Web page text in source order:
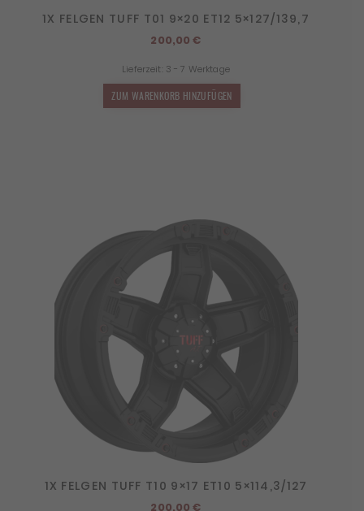
1X FELGEN TUFF T01 9×20 ET12 5×127/139,7
200,00€
Lieferzeit: 3 - 7 Werktage
ZUM WARENKORB HINZUFÜGEN
1X FELGEN TUFF T10 9×17 ET10 5×114,3/127
200,00€